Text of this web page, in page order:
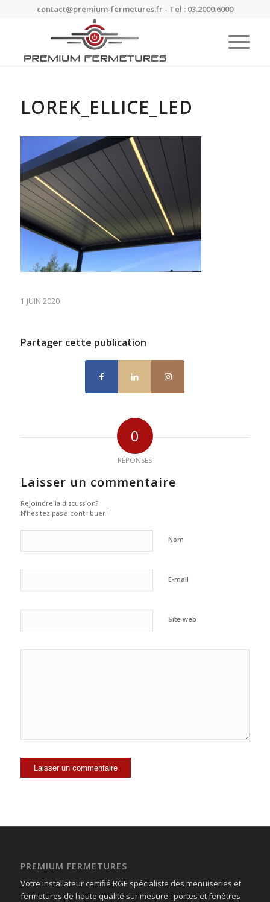
contact@premium-fermetures.fr - Tel : 03.2000.6000
LOREK_ELLICE_LED
1 JUIN 2020
Partager cette publication
0
RÉPONSES
Laisser un commentaire
Rejoindre la discussion?
N’hésitez pas à contribuer !
Nom
E-mail
Site web
PREMIUM FERMETURES
Votre installateur certifié RGE spécialiste des menuiseries et
fermetures de haute qualité sur mesure : portes et fenêtres